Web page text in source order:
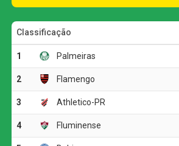
A equipe carioca teve a melhor
tempo. Hulk recebeu um cruzamento
conseguiu escapar da marcação e
com o goleiro Ronaldo. O atacante,
fora e desperdiçou a chance de abrir o
O Bahia também criou algumas
conseguiu transformar os contra-
equipe visitante apostou